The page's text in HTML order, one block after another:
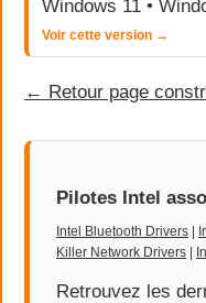
Windows 11 •
Voir cette version →
← Retour page
Pilotes Intel
Intel Bluetooth Drivers
Killer Network Drivers
Retrouvez les